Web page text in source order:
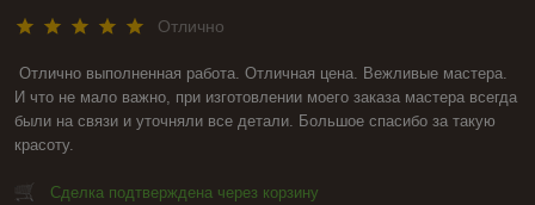
Отлично
Отлично выполненная работа. Отличная цена. Вежливые мастера.
И что не мало важно, при изготовлении моего заказа мастера всегда
были на связи и уточняли все детали. Большое спасибо за такую
красоту.
Сделка подтверждена через корзину